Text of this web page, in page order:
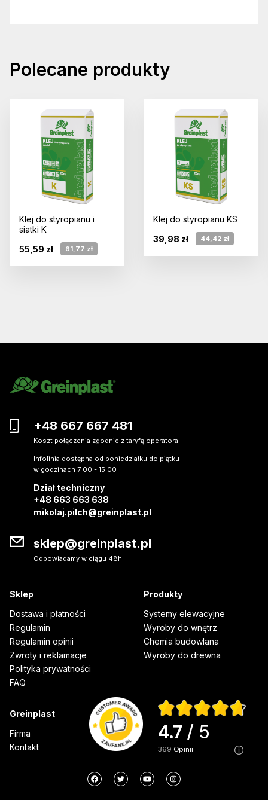
Polecane produkty
Klej do styropianu i
siatki K
55,59 zł
61,77 zł
Klej do styropianu KS
39,98 zł
44,42 zł
+48 667 667 481
Koszt połączenia zgodnie z taryfą operatora.
Infolinia dostępna od poniedziałku do piątku
w godzinach 7:00 - 15:00
Dział techniczny
+48 663 663 638
mikolaj.pilch@greinplast.pl
sklep@greinplast.pl
Odpowiadamy w ciągu 48h
Sklep
Dostawa i płatności
Regulamin
Regulamin opinii
Zwroty i reklamacje
Polityka prywatności
FAQ
Produkty
Systemy elewacyjne
Wyroby do wnętrz
Chemia budowlana
Wyroby do drewna
Greinplast
Firma
Kontakt
4.7 / 5
369 opinii